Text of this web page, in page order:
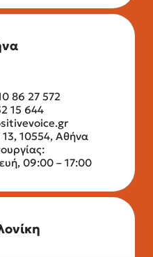
86 27 572
15 644
10554, Αθήνα
09:00 – 17:00